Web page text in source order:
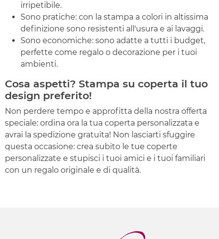
irripetibile.
Sono pratiche: con la stampa a colori in altissima
definizione sono resistenti all'usura e ai lavaggi.
Sono economiche: sono adatte a tutti i budget,
perfette come regalo o decorazione per i tuoi
ambienti.
Cosa aspetti? Stampa su coperta il tuo
design preferito!
Non perdere tempo e approfitta della nostra offerta
speciale: ordina ora la tua coperta personalizzata e
avrai la spedizione gratuita! Non lasciarti sfuggire
questa occasione: crea subito le tue coperte
personalizzate e stupisci i tuoi amici e i tuoi familiari
con un regalo originale e di qualità.